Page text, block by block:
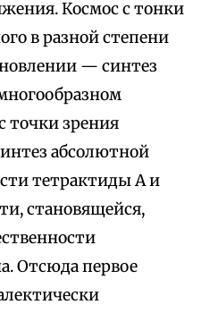
Космос с тонки
в разной степени
— синтез
точки зрения
абсолютной
тетрактиды А и
становящейся,
Отсюда первое